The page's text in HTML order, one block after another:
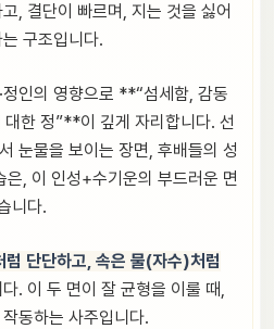
, 결단이 빠르며, 지는 것을 싫어
구조입니다.
인의 영향으로 **“섬세함, 감동
대한 정”**이 깊게 자리합니다. 선
눈물을 보이는 장면, 후배들의 성
, 이 인성+수기운의 부드러운 면
니다.
단단하고, 속은 물(자수)처럼
다. 이 두 면이 잘 균형을 이룰 때,
동하는 사주입니다.